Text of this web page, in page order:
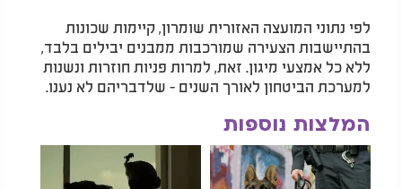
לפי נתוני המועצה האזורית שומרון, קיימות שכונות
בהתיישבות הצעירה שמורכבות ממבנים יבילים בלבד,
ללא כל אמצעי מיגון. זאת, למרות פניות חוזרות ונשנות
למערכת הביטחון לאורך השנים - שלדבריהם לא נענו.
המלצות נוספות